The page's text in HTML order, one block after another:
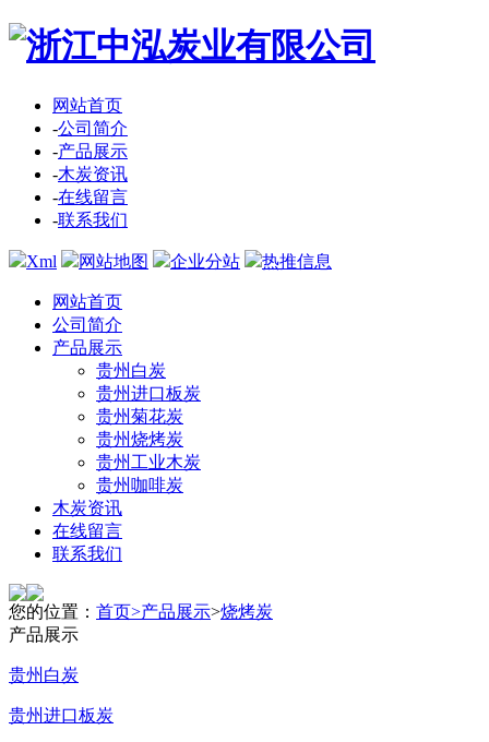
网站首页
-公司简介
-产品展示
-木炭资讯
-在线留言
-联系我们
Xml 网站地图 企业分站 热推信息
网站首页
公司简介
产品展示
贵州白炭
贵州进口板炭
贵州菊花炭
贵州烧烤炭
贵州工业木炭
贵州咖啡炭
木炭资讯
在线留言
联系我们
您的位置： 首页>产品展示>烧烤炭
产品展示
贵州白炭
贵州进口板炭